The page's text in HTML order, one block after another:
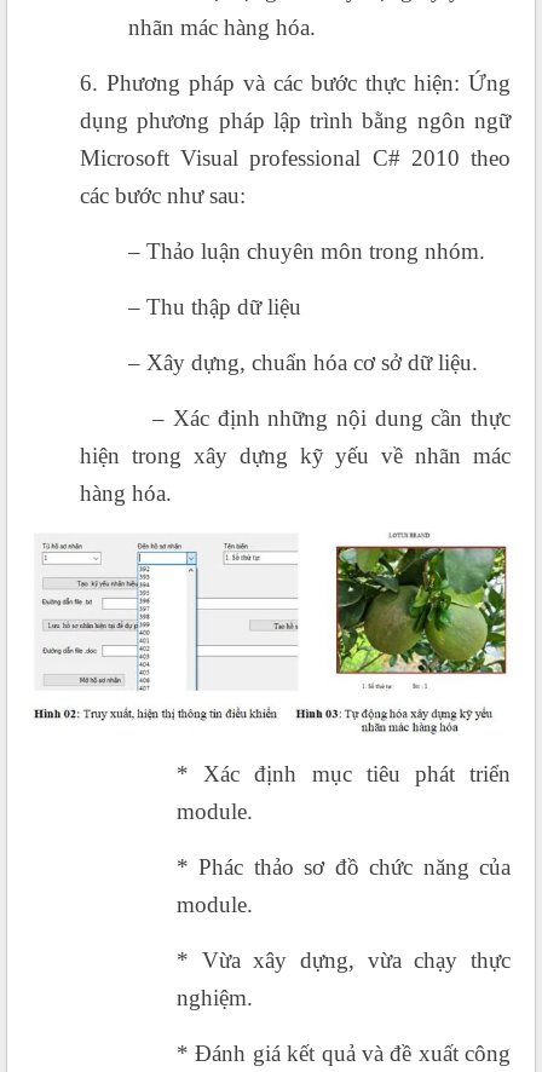
nhãn mác hàng hóa.
6. Phương pháp và các bước thực hiện: Ứng
dụng phương pháp lập trình bằng ngôn ngữ
Microsoft Visual professional C# 2010 theo
các bước như sau:
– Thảo luận chuyên môn trong nhóm.
– Thu thập dữ liệu
– Xây dựng, chuẩn hóa cơ sở dữ liệu.
– Xác định những nội dung cần thực
hiện trong xây dựng kỹ yếu về nhãn mác
hàng hóa.
* Xác định mục tiêu phát triển
module.
* Phác thảo sơ đồ chức năng của
module.
* Vừa xây dựng, vừa chạy thực
nghiệm.
* Đánh giá kết quả và đề xuất công